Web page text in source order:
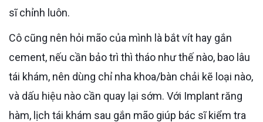
sĩ chỉnh luôn.
Cô cũng nên hỏi mão của mình là bắt vít hay gắn
cement, nếu cần bảo trì thì tháo như thế nào, bao lâu
tái khám, nên dùng chỉ nha khoa/bàn chải kẽ loại nào,
và dấu hiệu nào cần quay lại sớm. Với Implant răng
hàm, lịch tái khám sau gắn mão giúp bác sĩ kiểm tra